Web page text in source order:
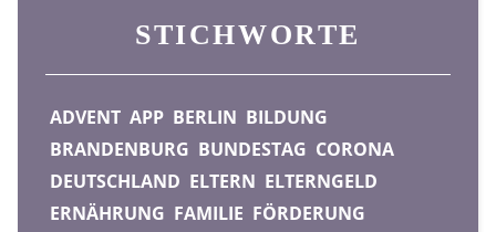
STICHWORTE
ADVENT APP BERLIN BILDUNG
BRANDENBURG BUNDESTAG CORONA
DEUTSCHLAND ELTERN ELTERNGELD
ERNÄHRUNG FAMILIE FÖRDERUNG